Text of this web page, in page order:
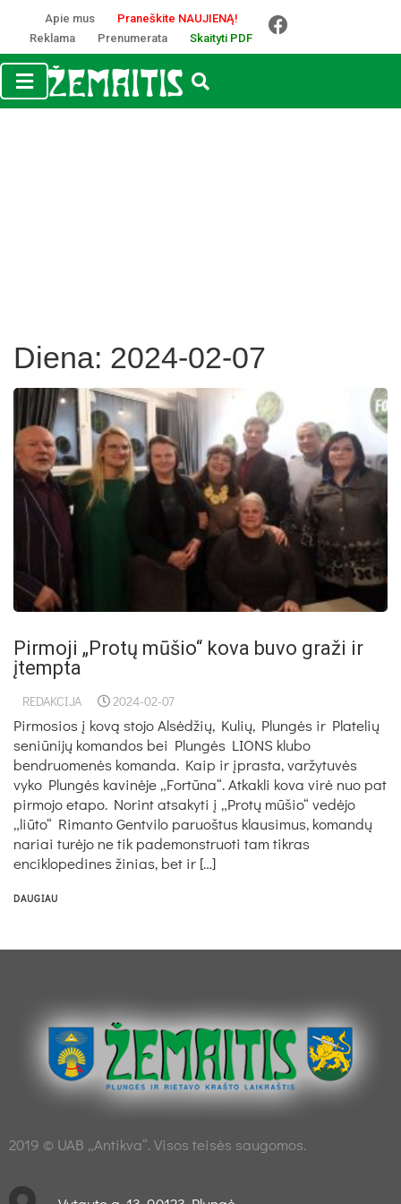
Apie mus
Praneškite NAUJIENĄ!
Reklama
Prenumerata Skaityti PDF
Diena: 2024-02-07
Pirmoji „Protų mūšio“ kova buvo graži ir
įtempta
REDAKCIJA 2024-02-07
Pirmosios į kovą stojo Alsėdžių, Kulių, Plungės ir Platelių
seniūnijų komandos bei Plungės LIONS klubo
bendruomenės komanda. Kaip ir įprasta, varžytuvės
vyko Plungės kavinėje „Fortūna“. Atkakli kova virė nuo pat
pirmojo etapo. Norint atsakyti į „Protų mūšio“ vedėjo
„liūto“ Rimanto Gentvilo paruoštus klausimus, komandų
nariai turėjo ne tik pademonstruoti tam tikras
enciklopedines žinias, bet ir […]
DAUGIAU
2019 © UAB „Antikva“. Visos teisės saugomos.